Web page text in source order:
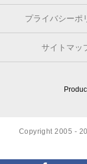
プライバシーポ
サイトマッ
Copyright 2005 -